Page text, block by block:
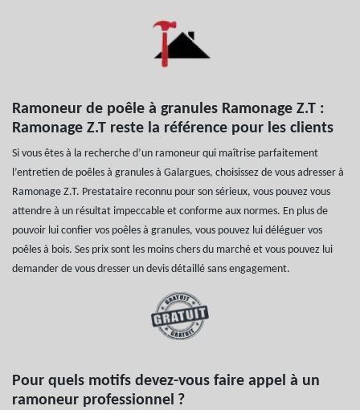
Ramoneur de poêle à granules Ramonage Z.T :
Ramonage Z.T reste la référence pour les clients
Si vous êtes à la recherche d’un ramoneur qui maîtrise parfaitement
l’entretien de poêles à granules à Galargues, choisissez de vous adresser à
Ramonage Z.T. Prestataire reconnu pour son sérieux, vous pouvez vous
attendre à un résultat impeccable et conforme aux normes. En plus de
pouvoir lui confier vos poêles à granules, vous pouvez lui déléguer vos
poêles à bois. Ses prix sont les moins chers du marché et vous pouvez lui
demander de vous dresser un devis détaillé sans engagement.
Pour quels motifs devez-vous faire appel à un
ramoneur professionnel ?